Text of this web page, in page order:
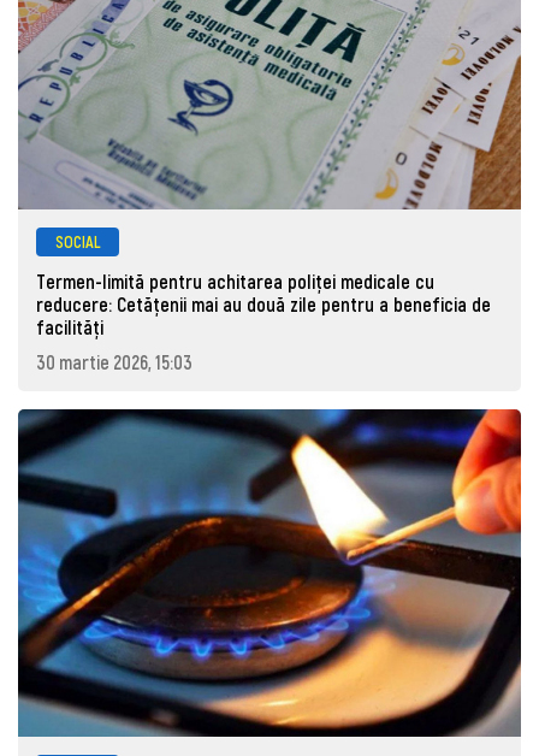
SOCIAL
Termen-limită pentru achitarea poliței medicale cu
reducere: Cetățenii mai au două zile pentru a beneficia de
facilități
30 martie 2026, 15:03